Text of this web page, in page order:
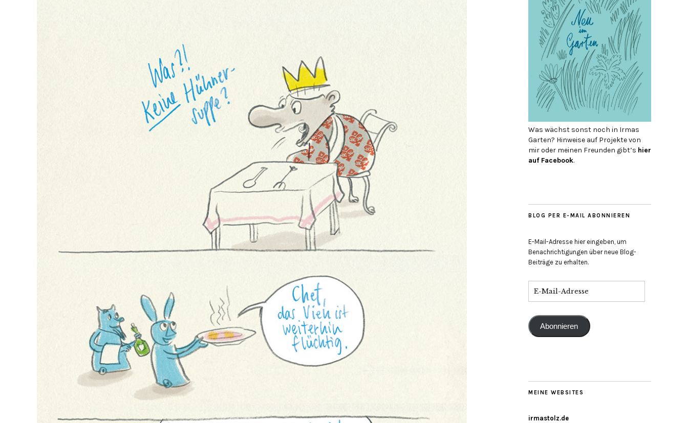
Was wächst sonst noch in Irmas
Garten? Hinweise auf Projekte von
mir oder meinen Freunden gibt’s hier
auf Face­book.
BLOG PER E-MAIL ABONNIEREN
E-Mail-Adresse hier eingeben, um
Benachrichtigungen über neue Blog-
Beiträge zu erhalten.
Abonnieren
MEINE WEBSITES
irmastolz.de